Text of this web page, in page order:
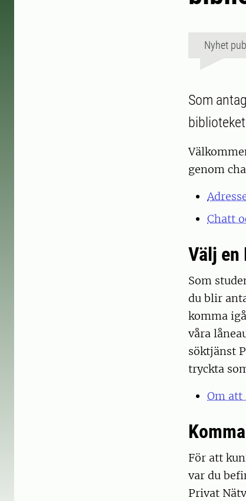
Nyhet
Som
genom
Chatt
Välj en
Som
du blir
komma
våra
söktjänst
tryckta
Om att
För att
var du
Privat